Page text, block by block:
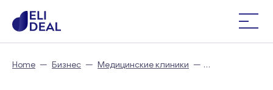
Home — Бизнес — Медицинские клиники —